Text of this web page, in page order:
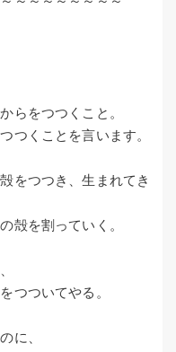
らをつつくこと。
つくことを言います。
をつつき、生まれてき
殻を割っていく。
つついてやる。
に、